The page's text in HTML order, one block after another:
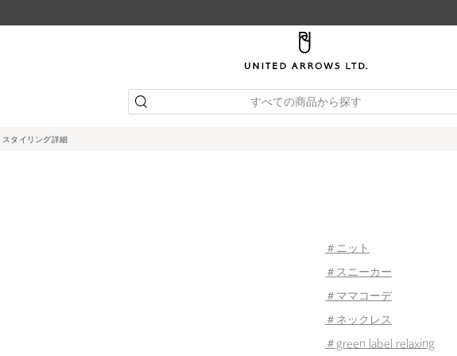
すべての商品から探す
スタイリング詳細
＃ニット
＃スニーカー
＃ママコーデ
＃ネックレス
＃green label relaxing